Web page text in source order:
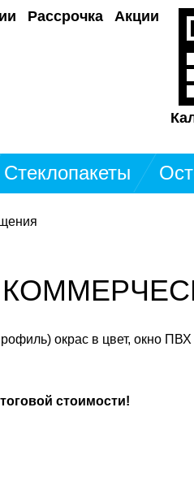
Рассрочка Акции
Стеклопакеты
окрас в цвет, окно ПВХ
стоимости!